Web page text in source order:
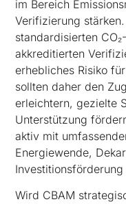
im Bereich
Verifizierung
standardisierten
akkreditierten
erhebliches Risiko
sollten daher den
erleichtern, gezielte
Unterstützung
aktiv mit
Energiewende,
Wird CBAM